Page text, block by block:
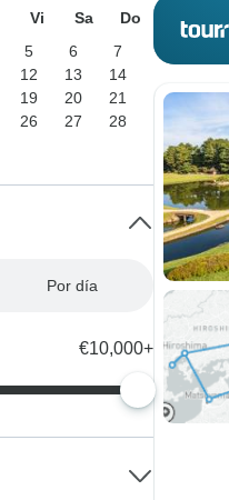
Vi Sa
Do
5 6
7
12 13
14
19 20
21
26 27
28
Por día
€10,000+